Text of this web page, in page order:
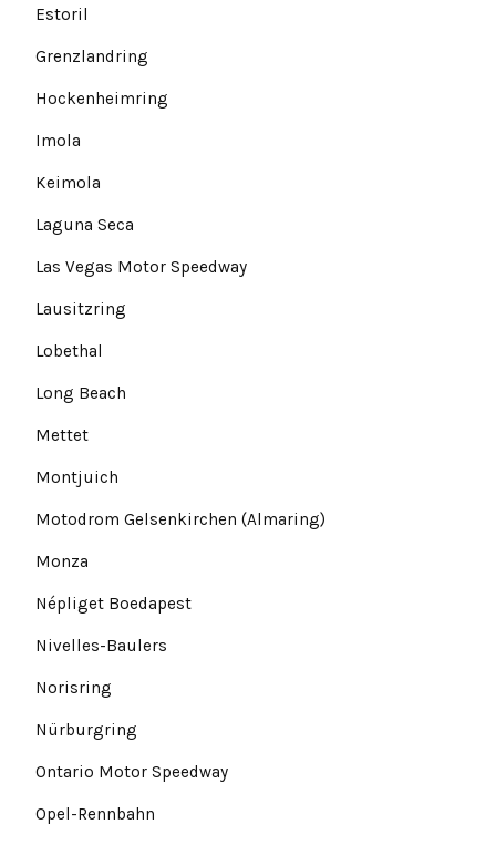
Estoril
Grenzlandring
Hockenheimring
Imola
Keimola
Laguna Seca
Las Vegas Motor Speedway
Lausitzring
Lobethal
Long Beach
Mettet
Montjuich
Motodrom Gelsenkirchen (Almaring)
Monza
Népliget Boedapest
Nivelles-Baulers
Norisring
Nürburgring
Ontario Motor Speedway
Opel-Rennbahn